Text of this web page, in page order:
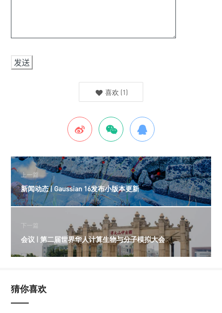
喜欢 (1)
上一篇
新闻动态 | Gaussian 16发布小版本更新
下一篇
会议 | 第二届世界华人计算生物与分子模拟大会
猜你喜欢